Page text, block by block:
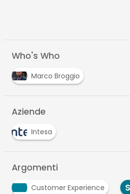
Who's Who
Marco Broggio
Aziende
Intesa
Argomenti
Customer Experience S